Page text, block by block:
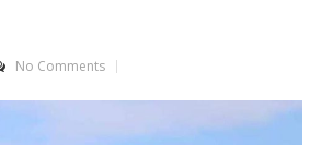
No Comments